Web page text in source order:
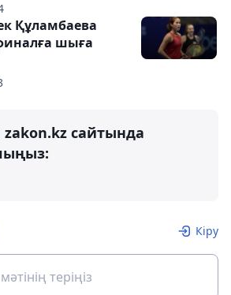
Құламбаева
шыға
сайтында
Кіру